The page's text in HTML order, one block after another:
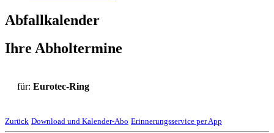
Abfallkalender
Ihre Abholtermine
für: Eurotec-Ring
Zurück Download und Kalender-Abo Erinnerungsservice per App